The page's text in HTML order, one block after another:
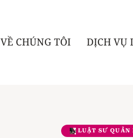
VỀ CHÚNG TÔI DỊCH VỤ
LUẬT SƯ QUẢN